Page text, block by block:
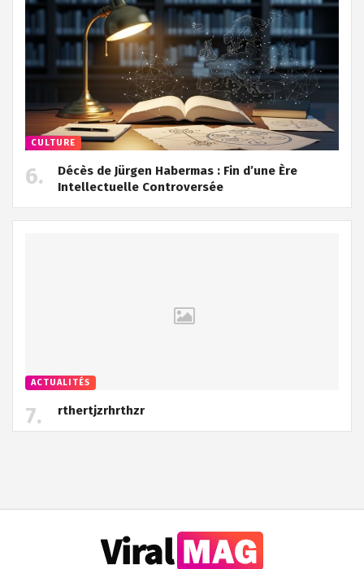
CULTURE
Décès de Jürgen Habermas : Fin d’une Ère
Intellectuelle Controversée
ACTUALITÉS
rthertjzrhrthzr